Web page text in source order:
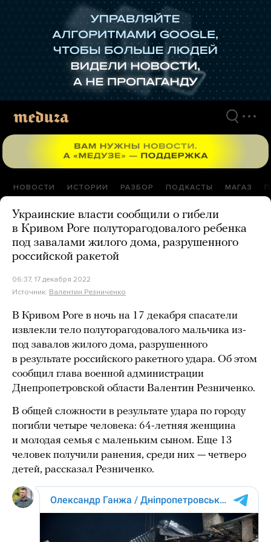
НОВОСТИ ИСТОРИИ РАЗБОР ПОДКАСТЫ МАГАЗ
Украинские власти сообщили о гибели
в Кривом Роге полуторагодовалого ребенка
под завалами жилого дома, разрушенного
российской ракетой
06:37, 17 декабря 2022
Источник: Валентин Резниченко
В Кривом Роге в ночь на 17 декабря спасатели
извлекли тело полуторагодовалого мальчика из-
под завалов жилого дома, разрушенного
в результате российского ракетного удара. Об этом
сообщил глава военной администрации
Днепропетровской области Валентин Резниченко.
В общей сложности в результате удара по городу
погибли четыре человека: 64-летняя женщина
и молодая семья с маленьким сыном. Еще 13
человек получили ранения, среди них — четверо
детей, рассказал Резниченко.